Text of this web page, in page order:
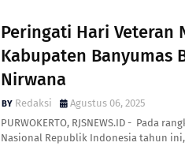
Peringati Hari Veteran
Kabupaten Banyumas
Nirwana
Redaksi
Agustus 06, 2025
PURWOKERTO, RJSNEWS.ID - Pada
Nasional Republik Indonesia tahun